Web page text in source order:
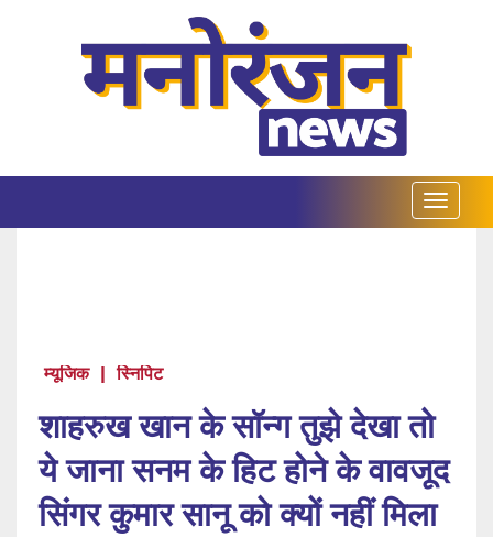
म्यूजिक | स्निपिट
शाहरुख खान के सॉन्ग तुझे देखा तो
ये जाना सनम के हिट होने के वावजूद
सिंगर कुमार सानू को क्यों नहीं मिला